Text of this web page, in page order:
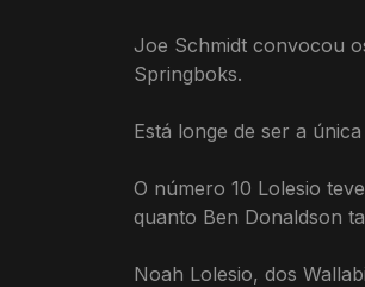
Joe Schmidt convocou
Springboks.
Está longe de ser a
O número 10 Lolesio
quanto Ben Donaldson
Noah Lolesio, dos